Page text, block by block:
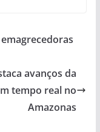
avanços da
tempo real no
Amazonas